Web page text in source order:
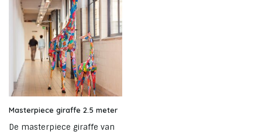
Masterpiece giraffe 2.5 meter
De masterpiece giraffe van